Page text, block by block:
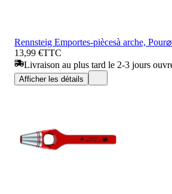
Rennsteig Emportes-piècesà arche,
13,99 €TTC
Livraison au plus tard le 2-3 jours
Afficher les détails